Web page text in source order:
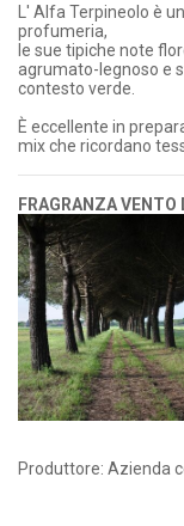
L' Alfa Terpineolo è
profumeria,
le sue tipiche note
agrumato-legnoso e
contesto verde.
È eccellente in
mix che ricordano
FRAGRANZA VENTO
Produttore: Azienda